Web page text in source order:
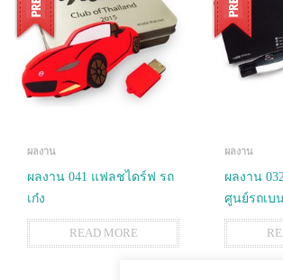
ผลงาน
ผลงาน 041 แฟลชไดร์ฟ รถ
เก๋ง
READ MORE
ผลงาน
ผลงาน
ศูนย์รถเบ